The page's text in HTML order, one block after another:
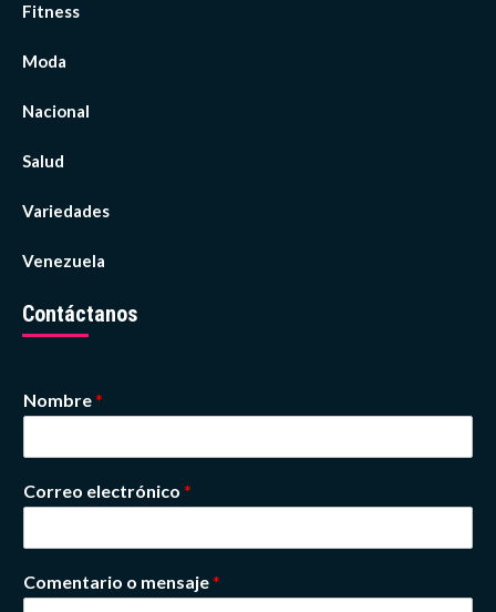
Fitness
Moda
Nacional
Salud
Variedades
Venezuela
Contáctanos
Nombre*
Correo electrónico *
Comentario o mensaje*